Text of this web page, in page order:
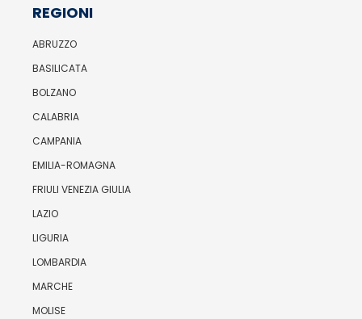
REGIONI
ABRUZZO
BASILICATA
BOLZANO
CALABRIA
CAMPANIA
EMILIA-ROMAGNA
FRIULI VENEZIA GIULIA
LAZIO
LIGURIA
LOMBARDIA
MARCHE
MOLISE